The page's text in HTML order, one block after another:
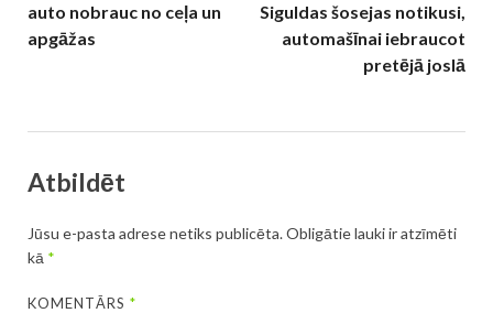
auto nobrauc no ceļa un
apgāžas
Siguldas šosejas notikusi,
automašīnai iebraucot
pretējā joslā
Atbildēt
Jūsu e-pasta adrese netiks publicēta.Obligātie lauki ir atzīmēti
kā *
KOMENTĀRS*